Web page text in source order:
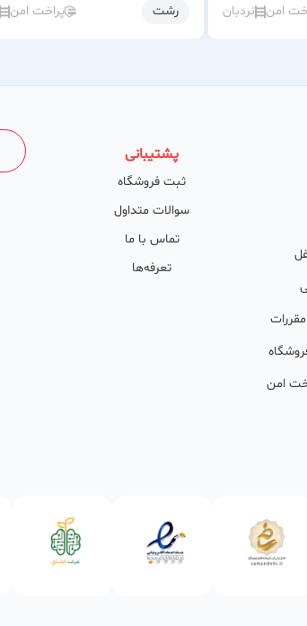
امن نردبان رشت پراخت امن
امن
پشتیبانی
ثبت فروشگاه
سوالات متداول
تماس با ما
تعرفه‌ها